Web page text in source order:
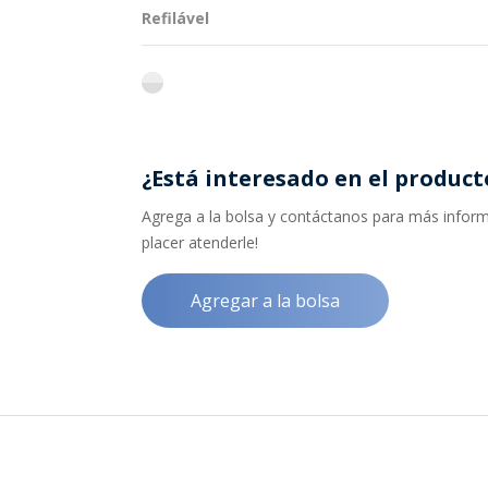
Refilável
flint
¿Está interesado en el
Agrega a la bolsa y contáctanos para más
placer atenderle!
Agregar a la bolsa